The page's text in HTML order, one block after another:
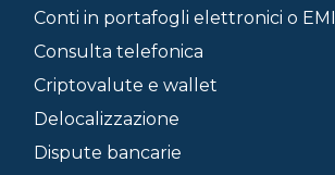
Conti in portafogli elettronici o EMI
Consulta telefonica
Criptovalute e wallet
Delocalizzazione
Dispute bancarie